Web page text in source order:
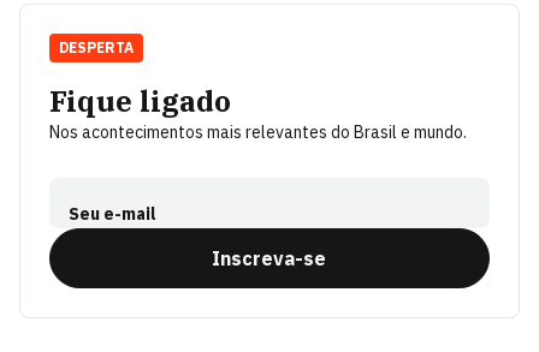
Fique ligado
Nos acontecimentos mais relevantes do Brasil e mundo.
Seu e-mail
Inscreva-se
DESPERTA